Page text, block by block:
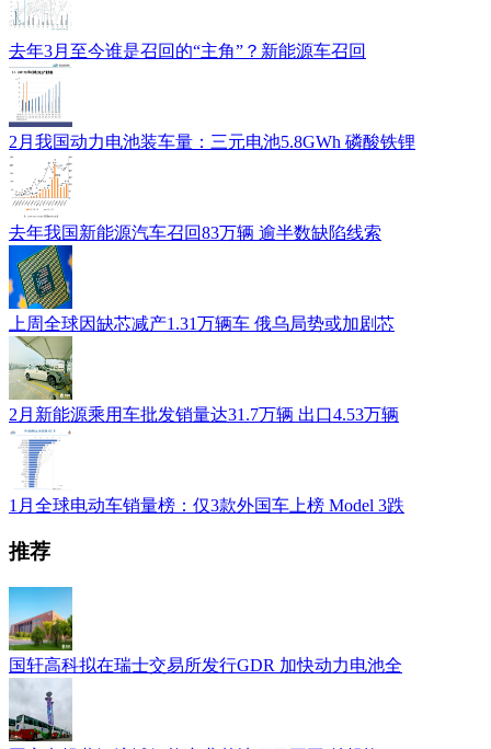
去年3月至今谁是召回的“主角”？新能源车召回
2月我国动力电池装车量：三元电池5.8GWh 磷酸铁锂
去年我国新能源汽车召回83万辆 逾半数缺陷线索
上周全球因缺芯减产1.31万辆车 俄乌局势或加剧芯
2月新能源乘用车批发销量达31.7万辆 出口4.53万辆
1月全球电动车销量榜：仅3款外国车上榜 Model 3跌
推荐
国轩高科拟在瑞士交易所发行GDR 加快动力电池全